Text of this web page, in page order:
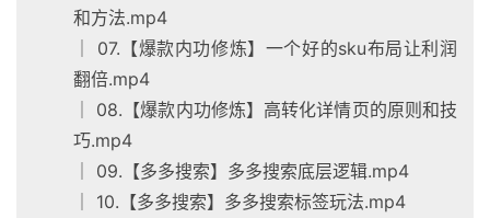
和方法.mp4
│ 07.【爆款内功修炼】一个好的sku布局让利润
翻倍.mp4
│ 08.【爆款内功修炼】高转化详情页的原则和技
巧.mp4
│ 09.【多多搜索】多多搜索底层逻辑.mp4
│ 10.【多多搜索】多多搜索标签玩法.mp4